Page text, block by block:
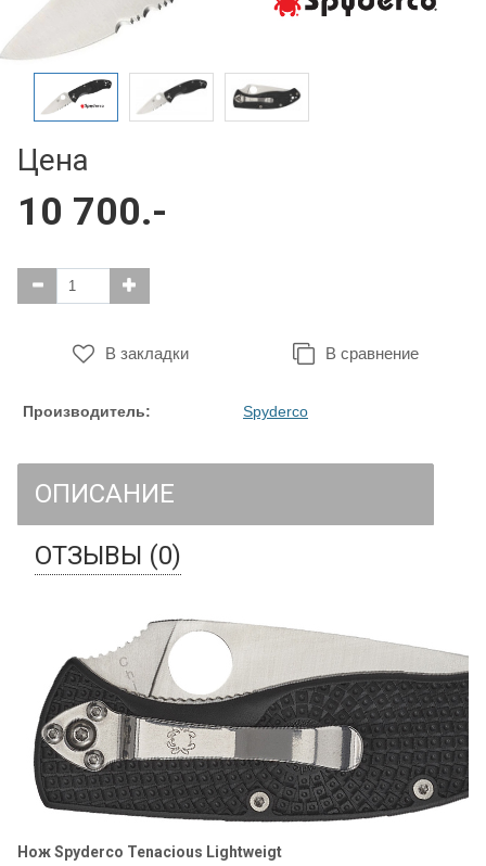
Цена
10 700.-
В закладки В сравнение
Производитель: Spyderco
ОПИСАНИЕ
ОТЗЫВЫ (0)
Нож Spyderco Tenacious Lightweigt